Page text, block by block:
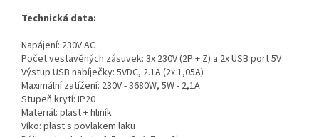
Technická data:
Napájení: 230V AC
Počet vestavěných zásuvek: 3x 230V (2P + Z) a 2x USB port 5V
Výstup USB nabíječky: 5VDC, 2.1A (2x 1,05A)
Maximální zatížení: 230V - 3680W, 5W - 2,1A
Stupeň krytí: IP20
Materiál: plast + hliník
Víko: plast s povlakem laku